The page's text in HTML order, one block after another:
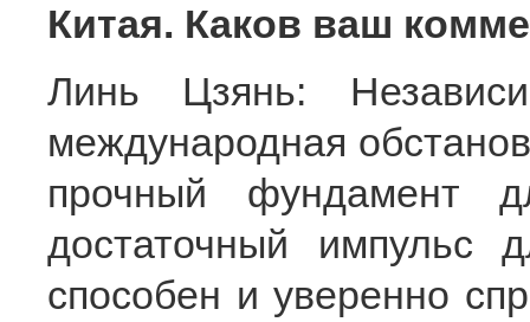
Китая. Каков ваш
Линь Цзянь:
международная
прочный фундамент
достаточный импульс
способен и уверенно